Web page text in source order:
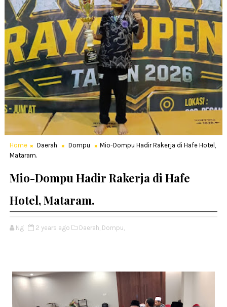
Home Daerah Dompu
Mio-Dompu Hadir Rakerja di Hafe Hotel,
Mataram.
Mio-Dompu Hadir Rakerja di Hafe
Hotel, Mataram.
Ng 2 years ago Daerah, Dompu,